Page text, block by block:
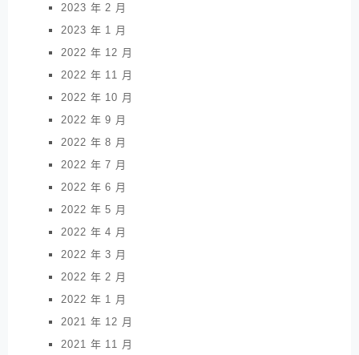
2023 年 2 月
2023 年 1 月
2022 年 12 月
2022 年 11 月
2022 年 10 月
2022 年 9 月
2022 年 8 月
2022 年 7 月
2022 年 6 月
2022 年 5 月
2022 年 4 月
2022 年 3 月
2022 年 2 月
2022 年 1 月
2021 年 12 月
2021 年 11 月